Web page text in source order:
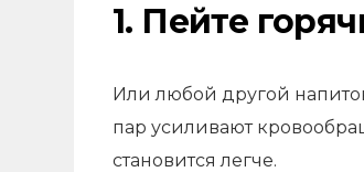
1. Пейте
Или любой другой
пар усиливают
становитсялегче.